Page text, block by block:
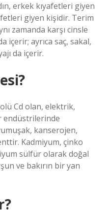
erkek kıyafetleri giyen
giyen kişidir. Terim
zamanda karşı cinsle
içerir; ayrıca saç, sakal,
da içerir.
Cd olan, elektrik,
endüstrilerinde
kanserojen,
Kadmiyum, çinko
sülfür olarak doğal
ve bakırın bir yan